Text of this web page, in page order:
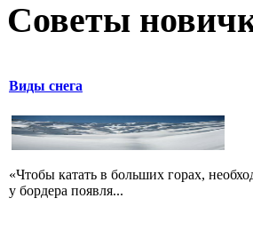
Советы
Виды снега
«Чтобы катать в больших горах,
у бордера появля...